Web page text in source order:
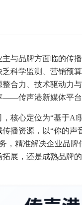
与品牌方面临的传
乏科学监测、营销
合力、技术驱动力
——传声港新媒体平
核心定位为“基于
播资源，以“你的
，精准解决企业品
展，还是成熟品牌